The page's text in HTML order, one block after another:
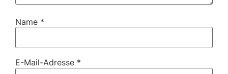
Name *
E-Mail-Adresse *